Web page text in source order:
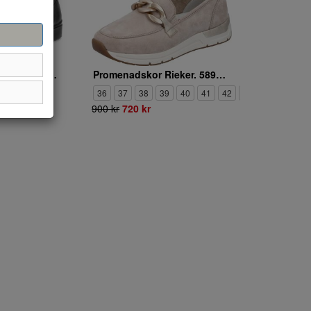
Loafers ECCO. ECCO DRESS CLASSIC 15 Promenadskor Rieker. 58944-60
36 37 38 39 40 41 42
900 kr 720 kr